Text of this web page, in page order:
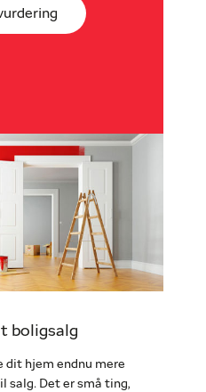
boligsalg
dit hjem endnu mere
salg. Det er små ting,